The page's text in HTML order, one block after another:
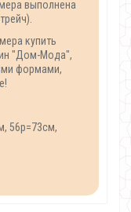
выполнена
купить
"Дом-Мода",
формами,
56р=73см,